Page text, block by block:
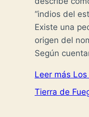
“indios del
Existe una
origen del
Según
Leer más Los
Tierra de